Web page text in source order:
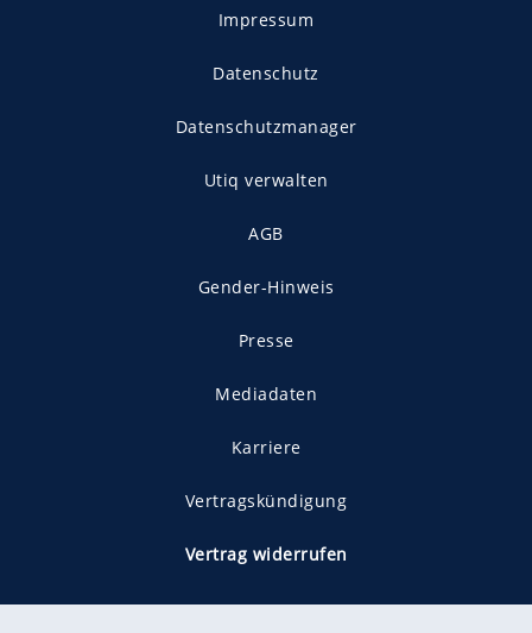
Impressum
Datenschutz
Datenschutzmanager
Utiq verwalten
AGB
Gender-Hinweis
Presse
Mediadaten
Karriere
Vertragskündigung
Vertrag widerrufen